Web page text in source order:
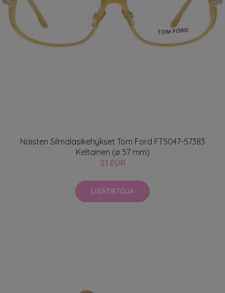
Naisten Silmälasikehykset Tom Ford FT5047-57383
Keltainen (ø 57 mm)
51 EUR
LISÄTIETOJA